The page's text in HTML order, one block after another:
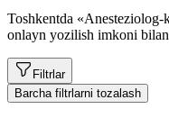
Toshkentda
onlayn yozilish imkoni
Filtrlar
Barcha filtrlarni tozalash